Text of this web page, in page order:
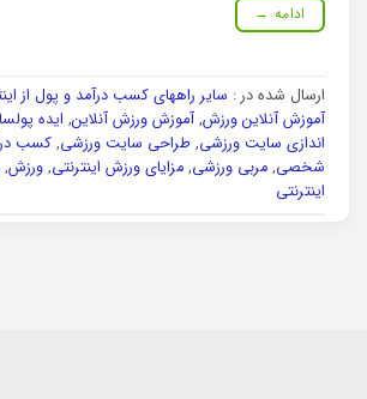
ادامه →
ارسال شده در : سایر راههای کسب درآمد و پول از
آموزش آنلاین ورزش,آموزش ورزش آنلاین, ایده
اندازی سایت ورزشی, طراحی سایت ورزشی,کسب
شخصی, مربی ورزشی, مزایای ورزش اینترنتی, ورزش,
اینترنتی